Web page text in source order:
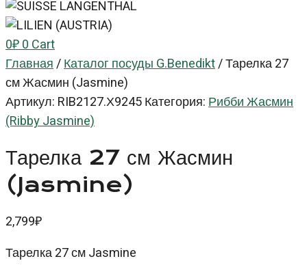
0₽0Cart
Главная/Каталог посуды G.Benedikt/Тарелка 27
см Жасмин (Jasmine)
Артикул: RIB2127.Х9245Категория:Рибби Жасмин
(Ribby Jasmine)
Тарелка 27 см Жасмин
(Jasmine)
2,799₽
Тарелка 27 см Jasmine